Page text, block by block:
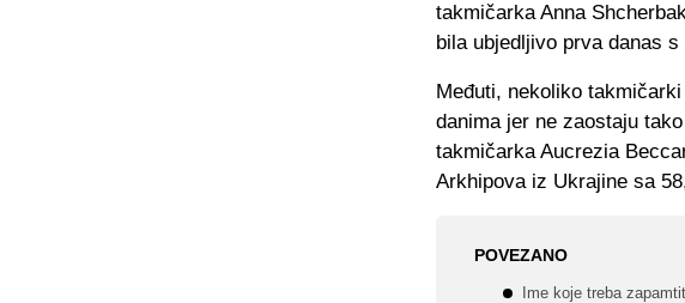
takmičarka Anna
bila ubjedljivo prva danas
Međuti, nekoliko
danima jer ne zaostaju
takmičarka Aucrezia
Arkhipova iz Ukrajine sa
POVEZANO
Ime koje treba